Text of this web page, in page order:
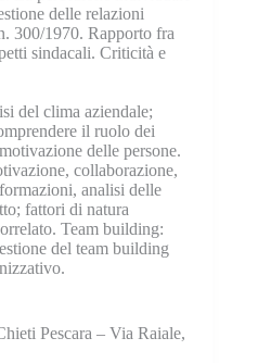
delle relazioni
300/1970. Rapporto fra
sindacali. Criticità e
del clima aziendale;
il ruolo dei
delle persone.
collaborazione,
analisi delle
fattori di natura
Team building:
del team building
Pescara – Via Raiale,